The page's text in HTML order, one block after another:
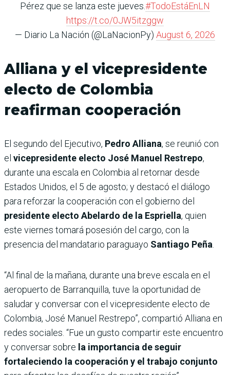
Pérez que se lanza este jueves.#TodoEstáEnLN
https://t.co/0JW5itzggw
— Diario La Nación (@LaNacionPy) August 6, 2026
Alliana y el vicepresidente
electo de Colombia
reafirman cooperación
El segundo del Ejecutivo, Pedro Alliana, se reunió con
el vicepresidente electo José Manuel Restrepo,
durante una escala en Colombia al retornar desde
Estados Unidos, el 5 de agosto; y destacó el diálogo
para reforzar la cooperación con el gobierno del
presidente electo Abelardo de la Espriella, quien
este viernes tomará posesión del cargo, con la
presencia del mandatario paraguayo Santiago Peña
“Al final de la mañana, durante una breve escala en el
aeropuerto de Barranquilla, tuve la oportunidad de
saludar y conversar con el vicepresidente electo de
Colombia, José Manuel Restrepo”, compartió Alliana en
redes sociales. “Fue un gusto compartir este encuentro
y conversar sobre la importancia de seguir
fortaleciendo la cooperación y el trabajo conjunto